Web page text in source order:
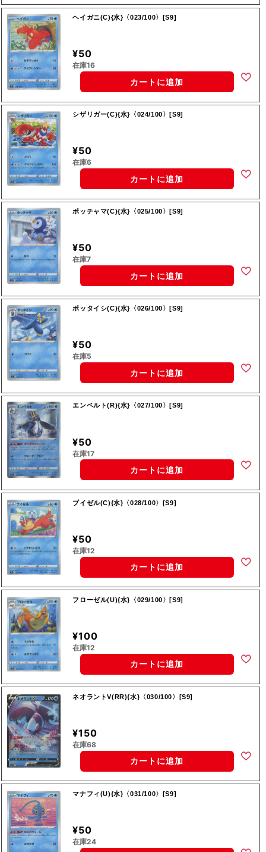
ヘイガニ(C){水}〈023/100〉[S9]
¥50
在庫16
カートに追加
シザリガー(C){水}〈024/100〉[S9]
¥50
在庫6
カートに追加
ポッチャマ(C){水}〈025/100〉[S9]
¥50
在庫7
カートに追加
ポッタイシ(C){水}〈026/100〉[S9]
¥50
在庫5
カートに追加
エンペルト(R){水}〈027/100〉[S9]
¥50
在庫17
カートに追加
ブイゼル(C){水}〈028/100〉[S9]
¥50
在庫12
カートに追加
フローゼル(U){水}〈029/100〉[S9]
¥100
在庫12
カートに追加
ネオラントV(RR){水}〈030/100〉[S9]
¥150
在庫68
カートに追加
マナフィ(U){水}〈031/100〉[S9]
¥50
在庫24